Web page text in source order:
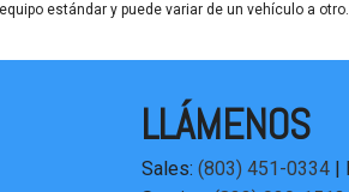
estándar y puede variar de un vehículo a
LLÁMENOS
Sales: (803) 451-0334 |